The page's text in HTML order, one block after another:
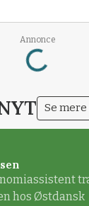
Annonce
Loading...
Se
hos Østdansk